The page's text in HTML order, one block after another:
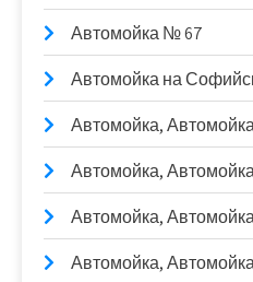
Автомойка № 67
Автомойка на
Автомойка,
Автомойка,
Автомойка,
Автомойка,